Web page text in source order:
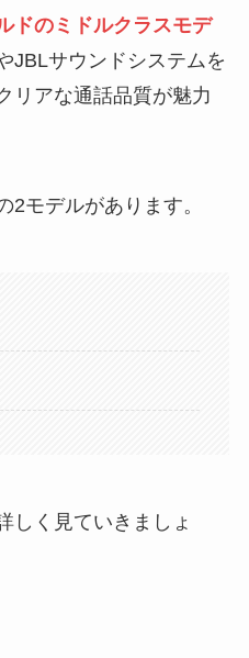
ドのミドルクラスモデ
JBLサウンドシステムを
リアな通話品質が魅力
2モデルがあります。
しく見ていきましょ